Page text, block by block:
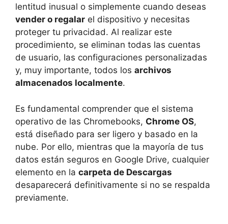
lentitud inusual o simplemente cuando deseas
vender o regalar el dispositivo y necesitas
proteger tu privacidad. Al realizar este
procedimiento, se eliminan todas las cuentas
de usuario, las configuraciones personalizadas
y, muy importante, todos los archivos
almacenados localmente.
Es fundamental comprender que el sistema
operativo de las Chromebooks, Chrome OS,
está diseñado para ser ligero y basado en la
nube. Por ello, mientras que la mayoría de tus
datos están seguros en Google Drive, cualquier
elemento en la carpeta de Descargas
desaparecerá definitivamente si no se respalda
previamente.